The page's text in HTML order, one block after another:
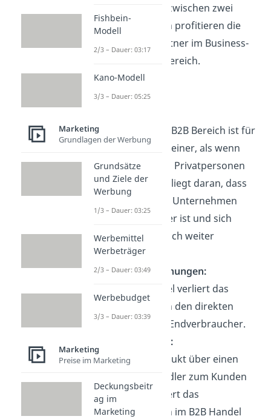
Kooperation zwischen zwei
Unternehmen profitieren die
Geschäftspartnerim Business-
to-Business Bereich.
Der Markt im B2B Bereich ist für
gewöhnlich
kleiner, als wenn
man direkt an Privatpersonen
verkauft. Das liegt daran, dass
die Menge an Unternehmen
weitaus kleiner ist und sich
sektorspezifisch weiter
einschränkt.
Kundenbeziehungen:
Im B2B Handel verliert das
Unternehmen den direkten
Kontakt zum Endverbraucher.
Kundendaten:
Falls das Produkt über einen
Zwischenhändlerzum Kunden
gelangt, verliert das
Unternehmen im B2B Handel
Fishbein-
Modell
2/3 – Dauer: 03:17
Kano-Modell
3/3 – Dauer: 05:25
Marketing
Grundlagen der Werbung
Grundsätze
und Ziele der
Werbung
1/3 – Dauer: 03:25
Werbemittel
Werbeträger
2/3 – Dauer: 03:49
Werbebudget
3/3 – Dauer: 03:39
Marketing
Preise im Marketing
Deckungsbeitr
ag im
Marketing